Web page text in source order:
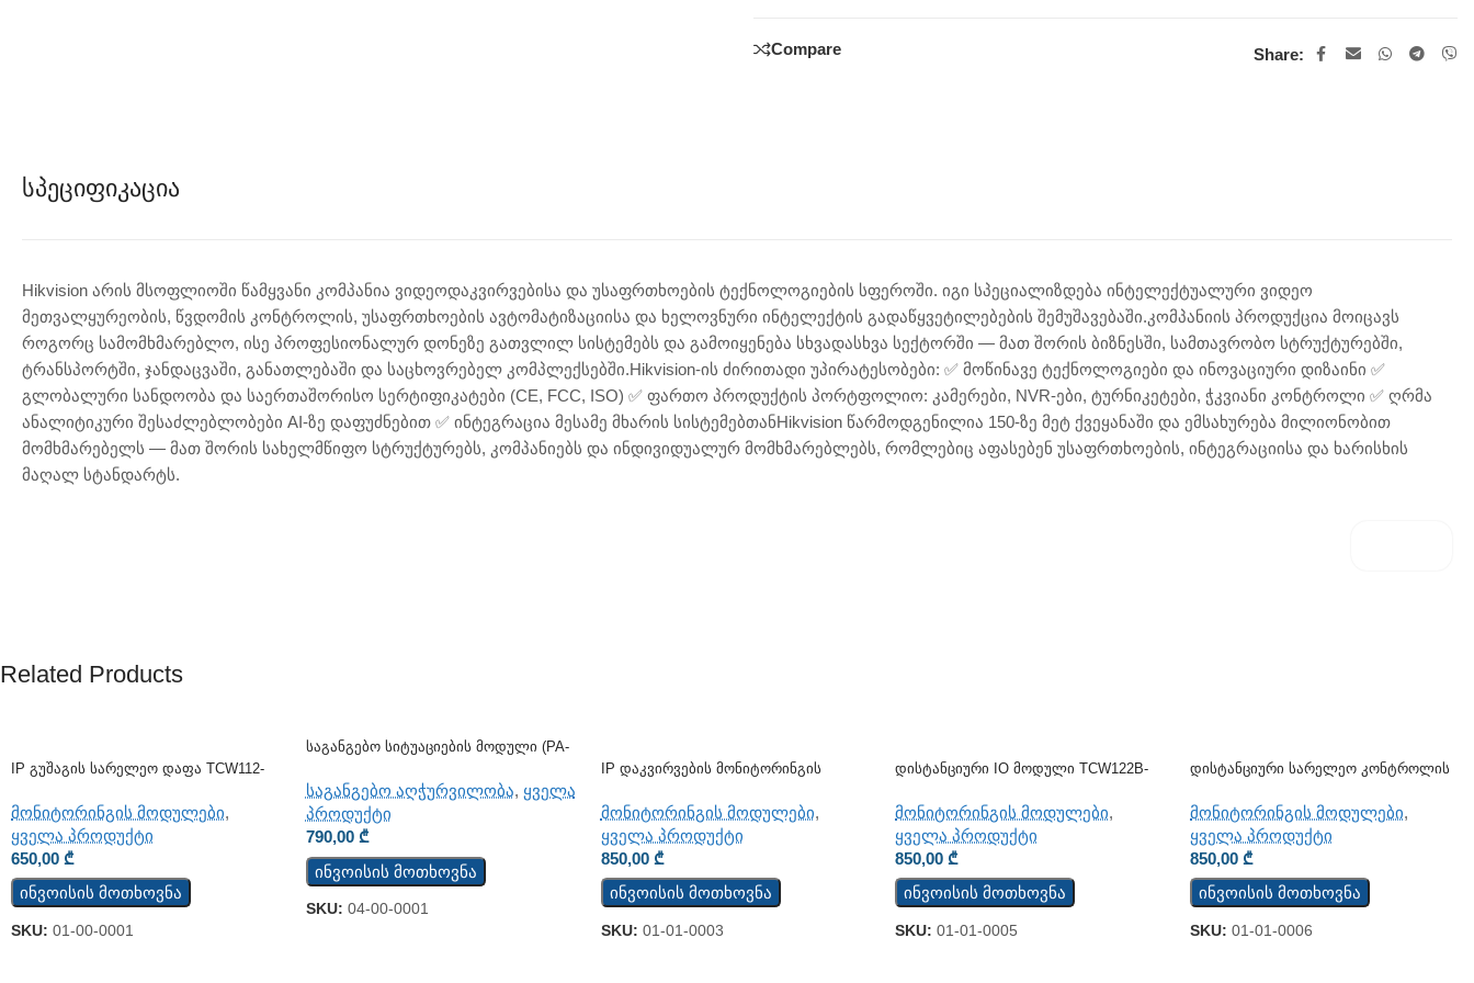
Compare Share:
Სპეციფიკაცია
Hikvision არის მსოფლიოში წამყვანი კომპანია ვიდეოდაკვირვებისა და უსაფრთხოების ტექნოლოგიების სფეროში. იგი სპეციალიზდება ინტელექტუალური ვიდეო
მეთვალყურეობის, წვდომის კონტროლის, უსაფრთხოების ავტომატიზაციისა და ხელოვნური ინტელექტის გადაწყვეტილებების შემუშავებაში.კომპანიის პროდუქცია მოიცავს
როგორც სამომხმარებლო, ისე პროფესიონალურ დონეზე გათვლილ სისტემებს და გამოიყენება სხვადასხვა სექტორში — მათ შორის ბიზნესში, სამთავრობო სტრუქტურებში,
ტრანსპორტში, ჯანდაცვაში, განათლებაში და საცხოვრებელ კომპლექსებში.Hikvision-ის ძირითადი უპირატესობები: ✅ მოწინავე ტექნოლოგიები და ინოვაციური დიზაინი ✅
გლობალური სანდოობა და საერთაშორისო სერტიფიკატები (CE, FCC, ISO) ✅ ფართო პროდუქტის პორტფოლიო: კამერები, NVR-ები, ტურნიკეტები, ჭკვიანი კონტროლი ✅ ღრმა
ანალიტიკური შესაძლებლობები AI-ზე დაფუძნებით ✅ ინტეგრაცია მესამე მხარის სისტემებთანHikvision წარმოდგენილია 150-ზე მეტ ქვეყანაში და ემსახურება მილიონობით
მომხმარებელს — მათ შორის სახელმწიფო სტრუქტურებს, კომპანიებს და ინდივიდუალურ მომხმარებლებს, რომლებიც აფასებენ უსაფრთხოების, ინტეგრაციისა და ხარისხის
მაღალ სტანდარტს.
Related Products
IP Გუშაგის Სარელეო Დაფა TCW112-
მონიტორინგის მოდულები,
ყველა პროდუქტი
650,00 ₾
ინვოისის მოთხოვნა
SKU: 01-00-0001
Საგანგებო Სიტუაციების Მოდული (PA-
საგანგებო აღჭურვილობა, ყველა
პროდუქტი
790,00 ₾
ინვოისის მოთხოვნა
SKU: 04-00-0001
IP Დაკვირვების Მონიტორინგის
მონიტორინგის მოდულები,
ყველა პროდუქტი
850,00 ₾
ინვოისის მოთხოვნა
SKU: 01-01-0003
Დისტანციური IO Მოდული TCW122B-
მონიტორინგის მოდულები,
ყველა პროდუქტი
850,00₾
ინვოისის მოთხოვნა
SKU:01-01-0005
Დისტანციური Სარელეო Კონტროლის
მონიტორინგის მოდულები,
ყველა პროდუქტი
850,00₾
ინვოისის მოთხოვნა
SKU:01-01-0006